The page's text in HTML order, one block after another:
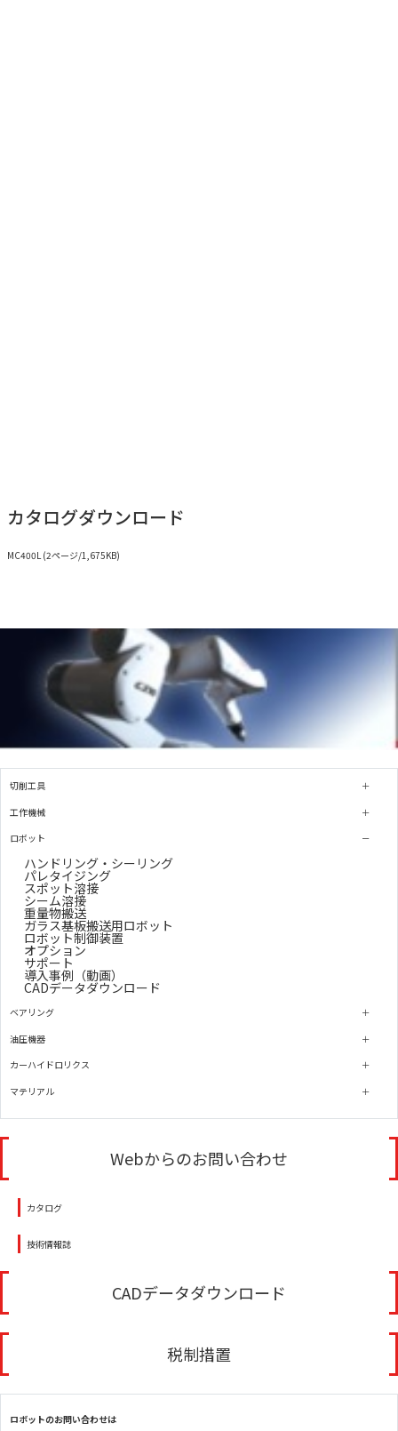
カタログダウンロード
MC400L (2ページ/1,675KB)
切削工具
工作機械
ロボット
ハンドリング・シーリング
パレタイジング
スポット溶接
シーム溶接
重量物搬送
ガラス基板搬送用ロボット
ロボット制御装置
オプション
サポート
導入事例（動画）
CADデータダウンロード
ベアリング
油圧機器
カーハイドロリクス
マテリアル
Webからのお問い合わせ
カタログ
技術情報誌
CADデータダウンロード
税制措置
ロボットのお問い合わせは